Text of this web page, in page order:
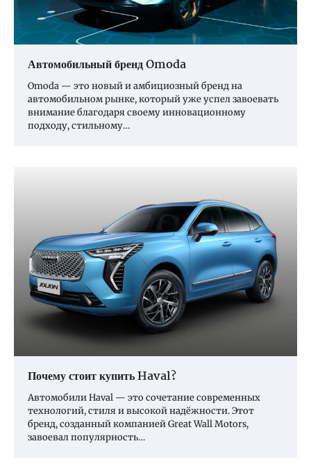
Автомобильный бренд Omoda
Omoda — это новый и амбициозный бренд на
автомобильном рынке, который уже успел завоевать
внимание благодаря своему инновационному
подходу, стильному…
Почему стоит купить Haval?
Автомобили Haval — это сочетание современных
технологий, стиля и высокой надёжности. Этот
бренд, созданный компанией Great Wall Motors,
завоевал популярность…